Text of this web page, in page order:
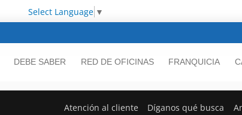
Select Language ▼
DEBE SABER RED DE OFICINAS FRANQUICIA
Atención al cliente Díganos qué busca